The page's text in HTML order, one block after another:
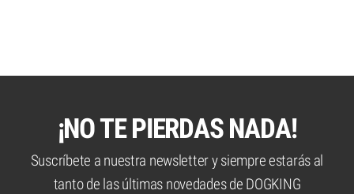
¡NO TE PIERDAS NADA!
Suscríbete a nuestra newsletter y siempre estarás al
tanto de las últimas novedades de DOGKING